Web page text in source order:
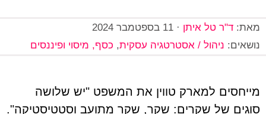
מאת: ד"ר טל איתן· 11 בספטמבר 2024
נושאים: ניהול / אסטרטגיה עסקית, כסף, מיסוי ופיננסים
מייחסים למארק טווין את המשפט "יש שלושה
סוגים של שקרים: שקר, שקר מתועב וסטטיסטיקה".